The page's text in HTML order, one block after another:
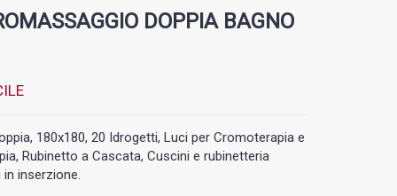
DOPPIA BAGNO
180x180, 20 Idrogetti, Luci per Cromoterapia e
Rubinetto a Cascata, Cuscini e rubinetteria
inserzione.